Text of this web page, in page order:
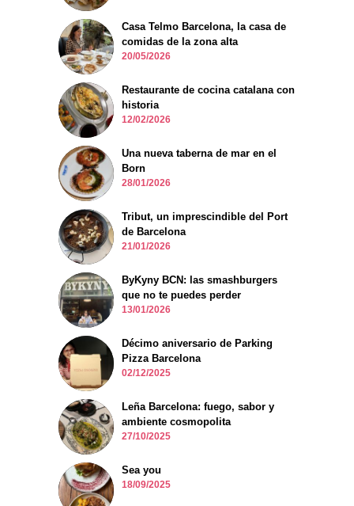
Casa Telmo Barcelona, la casa de
comidas de la zona alta
20/05/2026
Restaurante de cocina catalana con
historia
12/02/2026
Una nueva taberna de mar en el
Born
28/01/2026
Tribut, un imprescindible del Port
de Barcelona
21/01/2026
ByKyny BCN: las smashburgers
que no te puedes perder
13/01/2026
Décimo aniversario de Parking
Pizza Barcelona
02/12/2025
Leña Barcelona: fuego, sabor y
ambiente cosmopolita
27/10/2025
Sea you
18/09/2025